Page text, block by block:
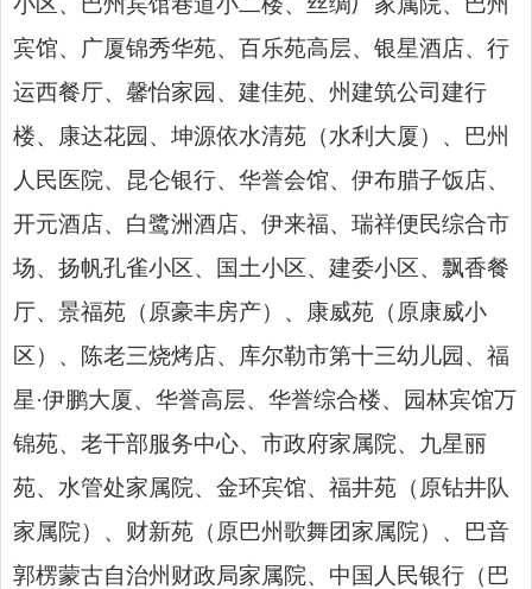
宾馆、广厦锦秀华苑、百乐苑高层、银星酒店、行
运西餐厅、馨怡家园、建佳苑、州建筑公司建行
楼、康达花园、坤源依水清苑（水利大厦）、巴州
人民医院、昆仑银行、华誉会馆、伊布腊子饭店、
开元酒店、白鹭洲酒店、伊来福、瑞祥便民综合市
场、扬帆孔雀小区、国土小区、建委小区、飘香餐
厅、景福苑（原豪丰房产）、康威苑（原康威小
区）、陈老三烧烤店、库尔勒市第十三幼儿园、福
星·伊鹏大厦、华誉高层、华誉综合楼、园林宾馆万
锦苑、老干部服务中心、市政府家属院、九星丽
苑、水管处家属院、金环宾馆、福井苑（原钻井队
家属院）、财新苑（原巴州歌舞团家属院）、巴音
郭楞蒙古自治州财政局家属院、中国人民银行（巴